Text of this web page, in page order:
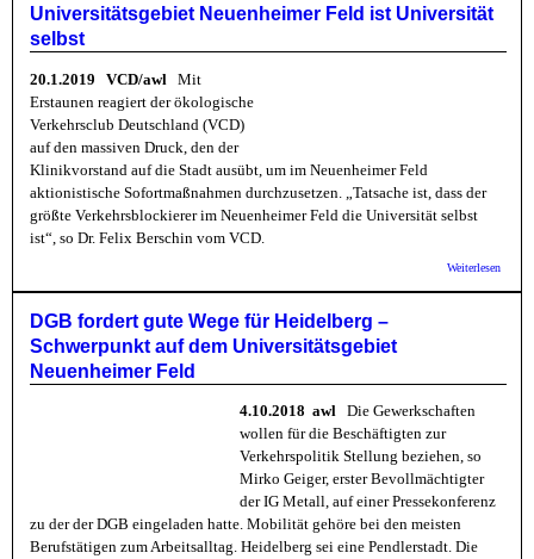
Universitätsgebiet Neuenheimer Feld ist Universität
selbst
20.1.2019 VCD/awl Mit
Erstaunen reagiert der ökologische
Verkehrsclub Deutschland (VCD)
auf den massiven Druck, den der
Klinikvorstand auf die Stadt ausübt, um im Neuenheimer Feld
aktionistische Sofortmaßnahmen durchzusetzen. „Tatsache ist, dass der
größte Verkehrsblockierer im Neuenheimer Feld die Universität selbst
ist“, so Dr. Felix Berschin vom VCD.
Weiterlesen
DGB fordert gute Wege für Heidelberg –
Schwerpunkt auf dem Universitätsgebiet
Neuenheimer Feld
4.10.2018 awl Die Gewerkschaften
wollen für die Beschäftigten zur
Verkehrspolitik Stellung beziehen, so
Mirko Geiger, erster Bevollmächtigter
der IG Metall, auf einer Pressekonferenz
zu der der DGB eingeladen hatte. Mobilität gehöre bei den meisten
Berufstätigen zum Arbeitsalltag. Heidelberg sei eine Pendlerstadt. Die